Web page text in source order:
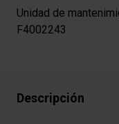
Unidad de
F4002243
Descripción